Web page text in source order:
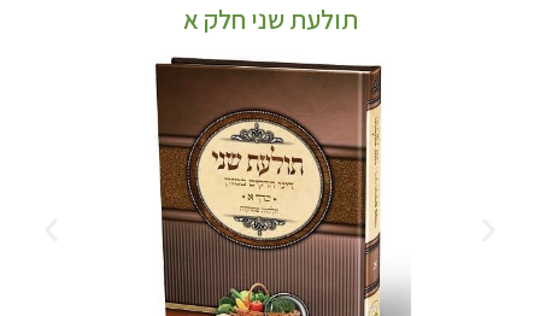
תולעת שני חלק א